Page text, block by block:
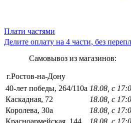
Плати частями
Делите оплату на 4 части, без
Самовывоз из магазинов:
г.Ростов-на-Дону
40-лет победы, 264/110а 18.08, с
Каскадная, 72
18.08, с
Королева, 30а
18.08, с
Красноармейская, 144
18.08, с